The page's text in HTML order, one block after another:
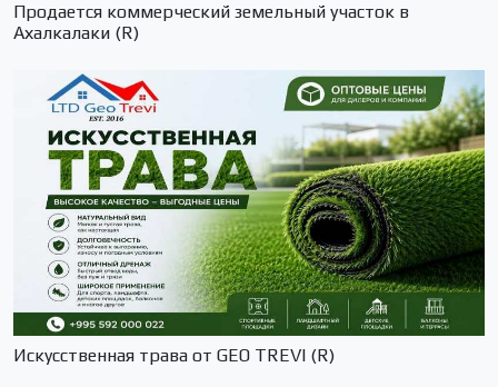
Продается коммерческий земельный участок в
Ахалкалаки (R)
Искусственная трава от GEO TREVI (R)